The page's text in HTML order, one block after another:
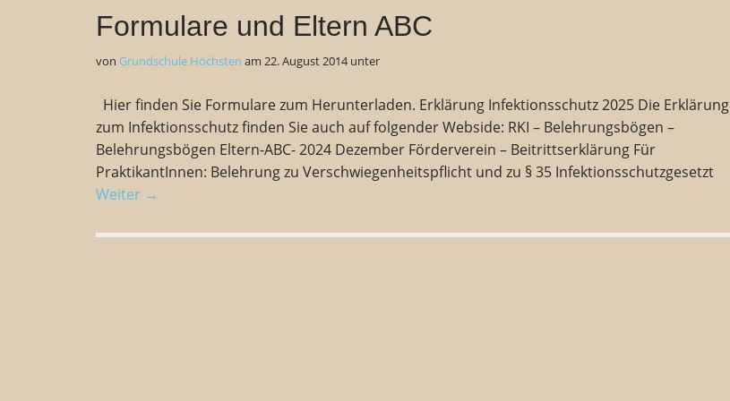
Formulare und Eltern ABC
von Grundschule Höchsten am 22. August 2014unter
Hier finden Sie Formulare zum Herunterladen. Erklärung Infektionsschutz 2025 Die Erklärung
zum Infektionsschutz finden Sie auch auf folgender Webside: RKI – Belehrungsbögen –
Belehrungsbögen Eltern-ABC- 2024 Dezember Förderverein – Beitrittserklärung Für
PraktikantInnen: Belehrung zu Verschwiegenheitspflicht und zu § 35 Infektionsschutzgesetzt
Weiter →